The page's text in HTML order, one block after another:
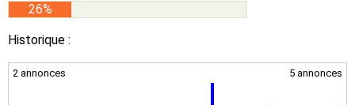
26%
Historique :
2 annonces 5 annonces